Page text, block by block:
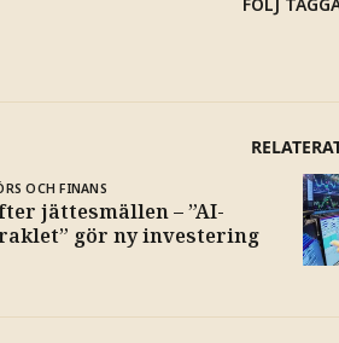
OCH FINANS
jättesmällen – ”AI-
gör ny investering